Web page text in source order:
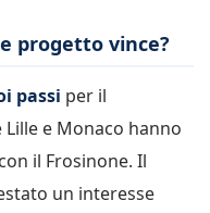
progetto vince?
passi per il
e Monaco hanno
il Frosinone. Il
un interesse